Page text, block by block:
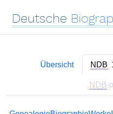
Deutsche
Übersicht NDB
NDB-